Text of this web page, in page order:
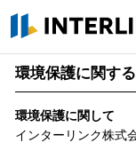
環境保護に関す
環境保護に関して
インターリンク株式